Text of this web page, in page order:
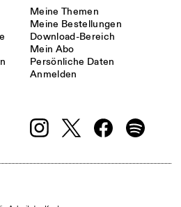
Meine Themen
Meine Bestellungen
Download-Bereich
Mein Abo
Persönliche Daten
Anmelden